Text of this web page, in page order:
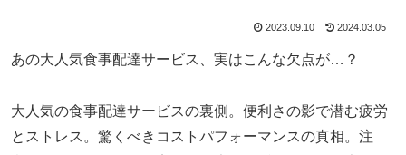
2023.09.10 2024.03.05
あの大人気食事配達サービス、実はこんな欠点が…？
大人気の食事配達サービスの裏側。便利さの影で潜む疲労
とストレス。驚くべきコストパフォーマンスの真相。注